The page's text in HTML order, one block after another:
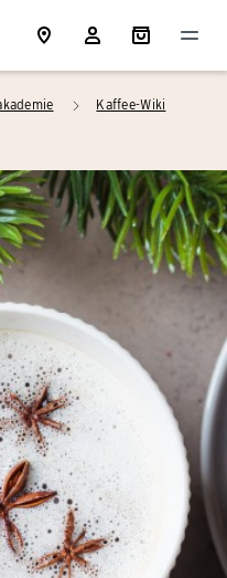
arrow_right Kaffee-Wiki